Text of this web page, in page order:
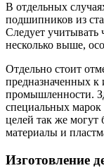
В отдельных
подшипников из
Следует учитывать
несколько выше,
Отдельно стоит
предназначенных
промышленности.
специальных
целей так же могут
материалы и
Изготовление